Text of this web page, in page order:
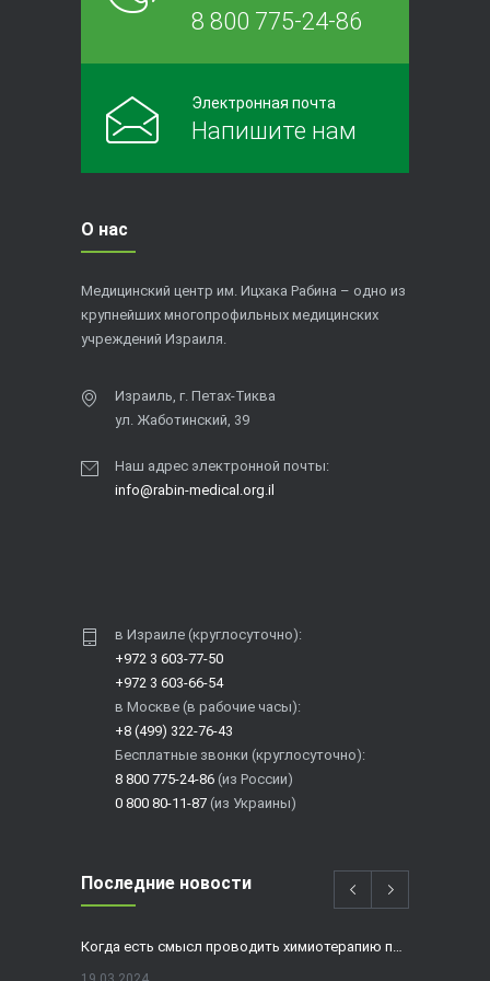
8 800 775-24-86
Электронная почта
Напишите нам
О нас
Медицинский центр им. Ицхака Рабина – одно из
крупнейших многопрофильных медицинских
учреждений Израиля.
Израиль, г. Петах-Тиква
ул. Жаботинский, 39
Наш адрес электронной почты:
info@rabin-medical.org.il
в Израиле (круглосуточно):
+972 3 603-77-50
+972 3 603-66-54
в Москве (в рабочие часы):
+8 (499) 322-76-43
Бесплатные звонки (круглосуточно):
8 800 775-24-86 (из России)
0 800 80-11-87 (из Украины)
Последние новости
Когда есть смысл проводить химиотерапию при раке толстой кишки?